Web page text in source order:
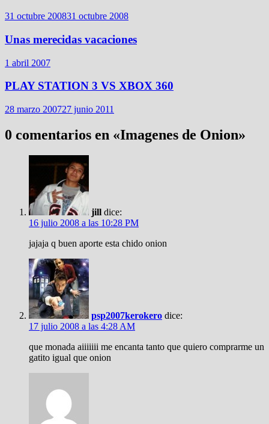
31 octubre 200831 octubre 2008
Unas merecidas vacaciones
1 abril 2007
PLAY STATION 3 VS XBOX 360
28 marzo 200727 junio 2011
0 comentarios en «Imagenes de Onion»
jill dice:
16 julio 2008 a las 10:28 PM
jajaja q buen aporte esta chido onion
psp2007kerokero dice:
17 julio 2008 a las 4:28 AM
que monada aiiiiiii me encanta tanto que quiero comprarme un
gatito igual que onion